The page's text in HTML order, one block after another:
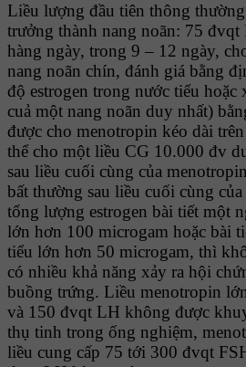
Liều lượng đầu tiên thông
trưởng thành nang noãn: 75
hàng ngày, trong 9 – 12 ngày,
nang noãn chín, đánh giá bằng
độ estrogen trong nước tiểu hoặc
cuả một nang noãn duy nhất)
được cho menotropin kéo dài
thể cho một liều CG 10.000 đv
sau liều cuối cùng của
bất thường sau liều cuối cùng
tổng lượng estrogen bài tiết một
lớn hơn 100 microgam hoặc bài
tiểu lớn hơn 50 microgam, thì
có nhiều khả năng xảy ra hội
buồng trứng. Liều menotropin
và 150 đvqt LH không được
thụ tinh trong ống nghiệm,
liều cung cấp 75 tới 300 đvqt